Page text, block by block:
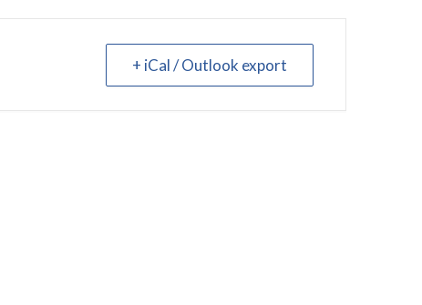
+ iCal / Outlook export